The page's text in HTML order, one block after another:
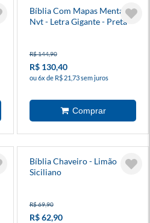
Bíblia Com Mapas Mentais -
Nvt - Letra Gigante - Preta
R$ 144,90
R$ 130,40
ou 6x de R$ 21,73 sem juros
Bíblia Chaveiro - Limão
Siciliano
R$ 69,90
R$ 62,90